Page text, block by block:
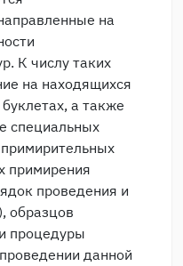
на
К числу таких
на находящихся
а также
специальных
примирения
проведения и
образцов
процедуры
данной